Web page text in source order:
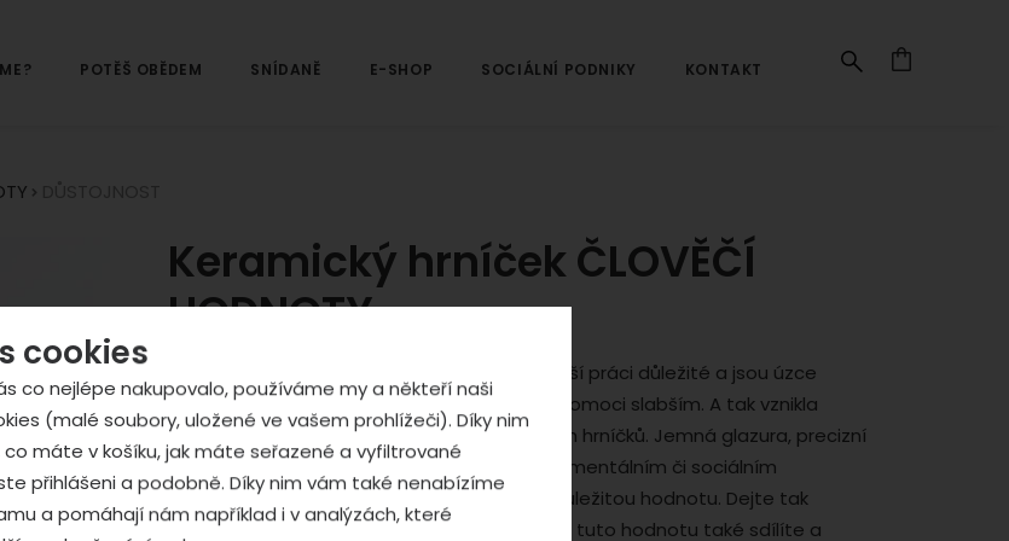
cookies
co nejlépe nakupovalo, používáme my a někteří naši
(malé soubory, uložené ve vašem prohlížeči). Díky nim
máte v košíku, jak máte seřazené a vyfiltrované
přihlášeni a podobně. Díky nim vám také nenabízíme
a pomáhají nám například i v analýzách, které
Keramický hrníček ČLOVĚČÍ
HODNOTY
Přemýšleli jsme, které čtyři hodnoty jsou v naší práci důležité a jsou úzce
spjaty s naší podporou lidí s hendikepem a pomoci slabším. A tak vznikla
myšlenka těchto přenádherných keramických hrníčků. Jemná glazura, precizní
zpracování v opavské chráněné dílně lidmi s mentálním či sociálním
znevýhodněním. Každý hrníček nese jednu důležitou hodnotu. Dejte tak
najevo obdarovanému (nebo sami sobě), že tuto hodnotu také sdílíte a
POTĚŠ OBĚDEM SNÍDANĚ E-SHOP SOCIÁLNÍ PODNIKY KONTAKT